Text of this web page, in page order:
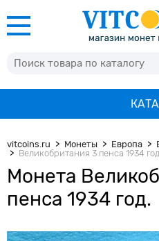
vitcoins.ru Монеты Европа
Великобритания 3 пенса 1934
Монета
пенса 1934 год.